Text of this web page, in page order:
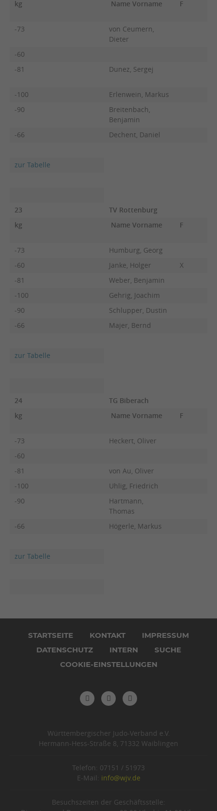
kg
Name Vorname F
-73
von Ceumern,
Dieter
-60
-81
Dunez, Sergej
-100
Erlenwein, Markus
-90
Breitenbach,
Benjamin
-66
Dechent, Daniel
zur Tabelle
23
TV Rottenburg
kg
Name Vorname F
-73
Humburg, Georg
-60
Janke, Holger
X
-81
Weber, Benjamin
-100
Gehrig, Joachim
-90
Schlupper, Dustin
-66
Majer, Bernd
zur Tabelle
24
TG Biberach
kg
Name Vorname F
-73
Heckert, Oliver
-60
-81
von Au, Oliver
-100
Uhlig, Friedrich
-90
Hartmann,
Thomas
-66
Högerle, Markus
zur Tabelle
überspringen
STARTSEITE KONTAKT
IMPRESSUM
DATENSCHUTZ
INTERN
SUCHE
COOKIE-EINSTELLUNGEN
Württembergischer Judo-Verband e.V.
Hermann-Hess-Straße 8, 71332 Waiblingen
Telefon: 07151 / 51973
E-Mail: info@wjv.de
Besuchszeiten der Geschäftsstelle: